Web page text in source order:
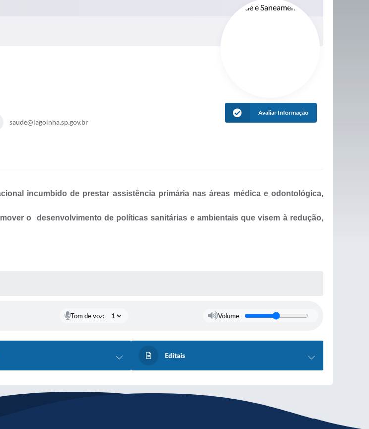
saude@lagoinha.sp.gov.br
Avaliar Informação
incumbido de prestar assistência primária nas áreas médica e odontológica,
o desenvolvimento de políticas sanitárias e ambientais que visem à redução,
Tom de voz: Volume
Editais